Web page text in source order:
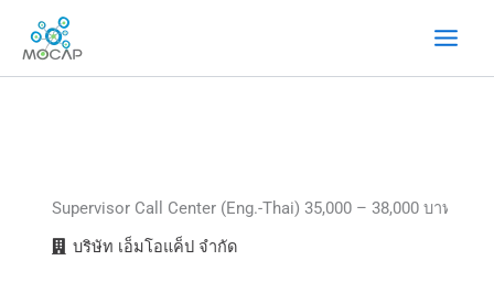
content
Supervisor Call Center (Eng.-Thai) 35,000 – 38,000 บาท
บริษัท เอ็มโอแค็ป จำกัด